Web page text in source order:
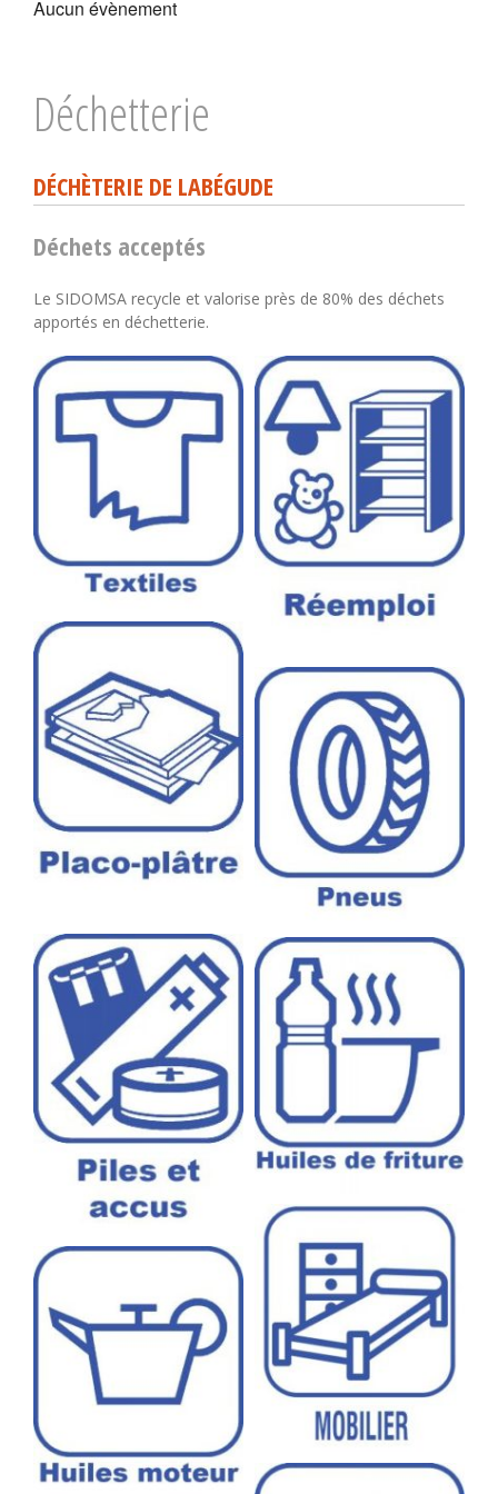
Déchetterie
DÉCHÈTERIE DE LABÉGUDE
Déchets acceptés
Le SIDOMSA recycle et valorise près de 80% des déchets
apportés en déchetterie.
Aucun évènement